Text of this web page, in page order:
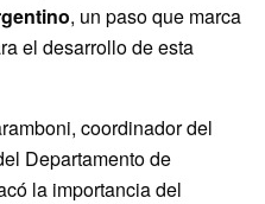
, un paso que marca
el desarrollo de esta
coordinador del
Departamento de
la importancia del